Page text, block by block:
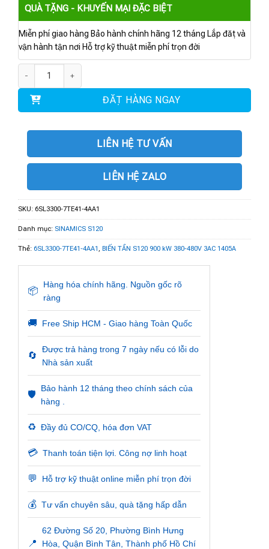
QUÀ TẶNG - KHUYẾN MẠI ĐẶC BIỆT
Miễn phí giao hàng Bảo hành chính hãng 12 tháng Lắp đặt và
vận hành tận nơi Hỗ trợ kỹ thuật miễn phí trọn đời
ĐẶT HÀNG NGAY
LIÊN HỆ TƯ VẤN
LIÊN HỆ ZALO
SKU: 6SL3300-7TE41-4AA1
Danh mục: SINAMICS S120
Thẻ: 6SL3300-7TE41-4AA1, BIẾN TẦN S120 900 kW 380-480V 3AC 1405A
📦
Hàng hóa chính hãng. Nguồn gốc rõ
ràng
🚚 Free Ship HCM - Giao hàng Toàn Quốc
🔄
Được trả hàng trong 7 ngày nếu có lỗi do
Nhà sản xuất
🛡️
Bảo hành 12 tháng theo chính sách của
hàng .
♻️ Đầy đủ CO/CQ, hóa đơn VAT
💳 Thanh toán tiện lợi. Công nợ linh hoạt
💬 Hỗ trợ kỹ thuật online miễn phí trọn đời
💰 Tư vấn chuyên sâu, quà tặng hấp dẫn
📍
62 Đường Số 20, Phường Bình Hưng
Hòa, Quận Bình Tân, Thành phố Hồ Chí